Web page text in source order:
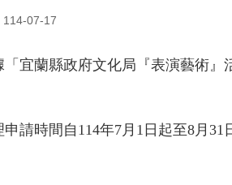
114-07-17
宜蘭縣政府文化局『表演藝術』
申請時間自114年7月1日起至8月31